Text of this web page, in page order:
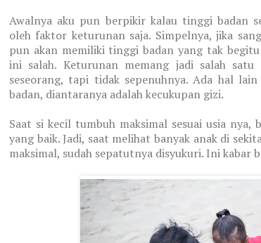
Awalnya aku pun berpikir kalau tinggi badan
oleh faktor keturunan saja. Simpelnya, jika
pun akan memiliki tinggi badan yang tak
ini salah. Keturunan memang jadi salah
seseorang, tapi tidak sepenuhnya. Ada hal
badan, diantaranya adalah kecukupan gizi.
Saat si kecil tumbuh maksimal sesuai usia
yang baik. Jadi, saat melihat banyak anak di
maksimal, sudah sepatutnya disyukuri. Ini kabar